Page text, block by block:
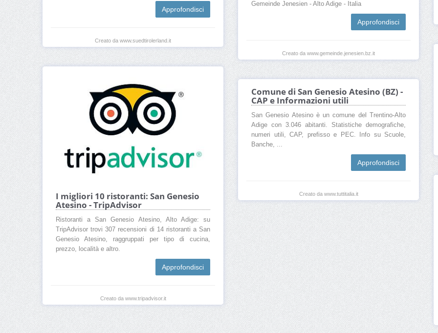
Approfondisci
Creato da www.suedtirolerland.it
Gemeinde Jenesien - Alto Adige - Italia
Approfondisci
Creato da www.gemeinde.jenesien.bz.it
I migliori 10 ristoranti: San Genesio
Atesino - TripAdvisor
Ristoranti a San Genesio Atesino, Alto Adige: su
TripAdvisor trovi 307 recensioni di 14 ristoranti a San
Genesio Atesino, raggruppati per tipo di cucina,
prezzo, località e altro.
Approfondisci
Creato da www.tripadvisor.it
Comune di San Genesio Atesino (BZ) -
CAP e Informazioni utili
San Genesio Atesino è un comune del Trentino-Alto
Adige con 3.046 abitanti. Statistiche demografiche,
numeri utili, CAP, prefisso e PEC. Info su Scuole,
Banche, ...
Approfondisci
Creato da www.tuttitalia.it